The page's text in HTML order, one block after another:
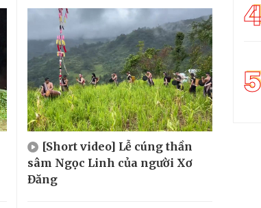
[Short video] Lễ cúng thần
sâm Ngọc Linh của người Xơ
Đăng
5